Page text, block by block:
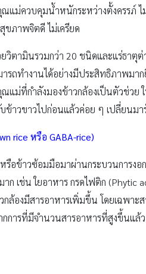
ม่ควบคุมน้ำหนักระหว่างตั้งครรภ์ ไ
ขภาพจิตดี ไม่เครียด
วิตามินรวมกว่า 20 ชนิดและแร่ธาตุ
ารถทำงานได้อย่างมีประสิทธิภาพม
ม่ที่กำลังมองข้าวกล้องเป็นตัวช่วย
ข้าวขาวไปก่อนแล้วค่อย ๆ เปลี่ยนม
rice หรือ GABA-rice)
รือข้าวซ้อมมือมาผ่านกระบวนการง
ก เช่น ใยอาหาร กรดไฟติก
ล้องมีสารอาหารเพิ่มขึ้น โดยเฉพา
การที่มีจำนวนสารอาหารที่สูงขึ้นแ